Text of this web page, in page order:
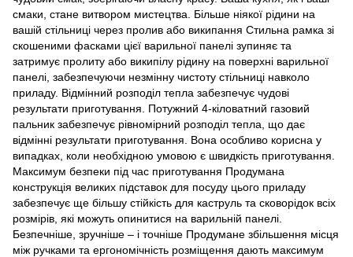
смаки, стане витвором мистецтва. Більше ніякої рідини на
вашій стільниці через пролив або википання Стильна рамка зі
скошеними фасками цієї варильної панелі зупиняє та
затримує пролиту або википілу рідину на поверхні варильної
панелі, забезпечуючи незмінну чистоту стільниці навколо
приладу. Відмінний розподіл тепла забезпечує чудові
результати приготування. Потужний 4-кіловатний газовий
пальник забезпечує рівномірний розподіл тепла, що дає
відмінні результати приготування. Вона особливо корисна у
випадках, коли необхідною умовою є швидкість приготування.
Максимум безпеки під час приготування Продумана
конструкція великих підставок для посуду цього приладу
забезпечує ще більшу стійкість для каструль та сковорідок всіх
розмірів, які можуть опинитися на варильній панелі.
Безпечніше, зручніше – і точніше Продумане збільшення місця
між ручками та ергономічність розміщення дають максимум